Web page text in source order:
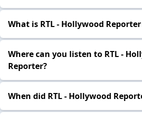
What is RTL - Hollywood
Where can you listen to RTL -
Reporter?
When did RTL - Hollywood